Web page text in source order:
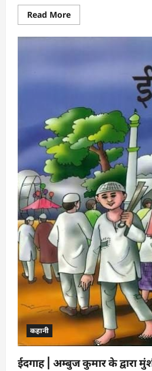
Read MoreRead
more
अइसन
कविता
कहानी
ईदगाह | अम्बुज कुमार के द्वारा